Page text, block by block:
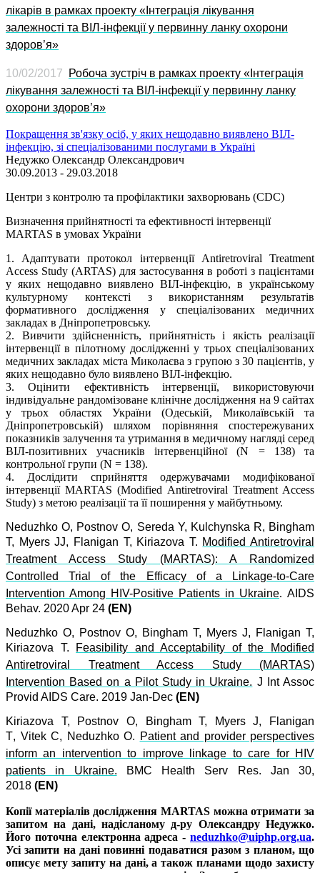
лікарів в рамках проекту «Інтеграція лікування
залежності та ВІЛ-інфекції у первинну ланку охорони
здоров’я»
10/02/2017
Робоча зустріч в рамках проекту «Інтеграція
лікування залежності та ВІЛ-інфекції у первинну ланку
охорони здоров’я»
Покращення зв'язку осіб, у яких нещодавно виявлено ВІЛ-
інфекцію, зі спеціалізованими послугами в Україні
Недужко Олександр Олександрович
30.09.2013 - 29.03.2018
Центри з контролю та профілактики захворювань (CDC)
Визначення прийнятності та ефективності інтервенції
MARTAS в умовах України
1. Адаптувати протокол інтервенції Antiretroviral Treatment
Access Study (ARTAS) для застосування в роботі з пацієнтами
у яких нещодавно виявлено ВІЛ-інфекцію, в українському
культурному контексті з використанням результатів
формативного дослідження у спеціалізованих медичних
закладах в Дніпропетровську.
2. Вивчити здійсненність, прийнятність і якість реалізації
інтервенції в пілотному дослідженні у трьох спеціалізованих
медичних закладах міста Миколаєва з групою з 30 пацієнтів, у
яких нещодавно було виявлено ВІЛ-інфекцію.
3. Оцінити ефективність інтервенції, використовуючи
індивідуальне рандомізоване клінічне дослідження на 9 сайтах
у трьох областях України (Одеській, Миколаївській та
Дніпропетровській) шляхом порівняння спостережуваних
показників залучення та утримання в медичному нагляді серед
ВІЛ-позитивних учасників інтервенційної (N = 138) та
контрольної групи (N = 138).
4. Дослідити сприйняття одержувачами модифікованої
інтервенції MARTAS (Modified Antiretroviral Treatment Access
Study) з метою реалізації та її поширення у майбутньому.
Neduzhko O, Postnov O, Sereda Y, Kulchynska R, Bingham
T, Myers JJ, Flanigan T, Kiriazova T. Modified Antiretroviral
Treatment Access Study (MARTAS): A Randomized
Controlled Trial of the Efficacy of a Linkage-to-Care
Intervention Among HIV-Positive Patients in Ukraine. AIDS
Behav. 2020 Apr 24 (EN)
Neduzhko O, Postnov O, Bingham T, Myers J, Flanigan T,
Kiriazova T.
Feasibility and Acceptability of the Modified
Antiretroviral Treatment Access Study (MARTAS)
Intervention Based on a Pilot Study in Ukraine. J Int Assoc
Provid AIDS Care. 2019 Jan-Dec (EN)
Kiriazova T,
Postnov O, Bingham T, Myers J,
Flanigan
T, VitekC, Neduzhko O. Patient and provider perspectives
inform an intervention to improve linkage to care for HIV
patients in Ukraine.
BMC Health Serv Res. Jan 30,
2018 (EN)
Копії матеріалів дослідження MARTAS можна отримати за
запитом на дані, надісланому д-ру Олександру Недужко.
Його поточна електронна адреса - neduzhko@uiphp.org.ua.
Усі запити на дані повинні подаватися разом з планом, що
описує мету запиту на дані, а також планами щодо захисту